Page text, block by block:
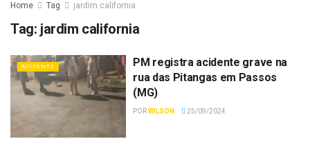
Home Tag jardim california
Tag: jardim california
ACIDENTE
PM registra acidente grave na
rua das Pitangas em Passos
(MG)
PORWILSON 25/09/2024